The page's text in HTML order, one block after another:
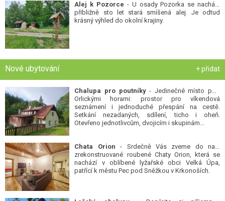
Alej k Pozorce - U osady Pozorka se nachází
přibližně sto let stará smíšená alej. Je odtud
krásný výhled do okolní krajiny.
Nové ubytování + přidat
Chalupa pro poutníky- Jedinečné místo pod
Orlickými horami: prostor pro víkendová
seznámení i jednoduché přespání na cestě.
Setkání nezadaných, sdílení, ticho i oheň.
Otevřeno jednotlivcům, dvojicím i skupinám...
Chata Orion - Srdečně Vás zveme do naší
zrekonstruované roubené Chaty Orion, která se
nachází v oblíbené lyžařské obci Velká Úpa,
patřící k městu Pec pod Sněžkou v Krkonoších.